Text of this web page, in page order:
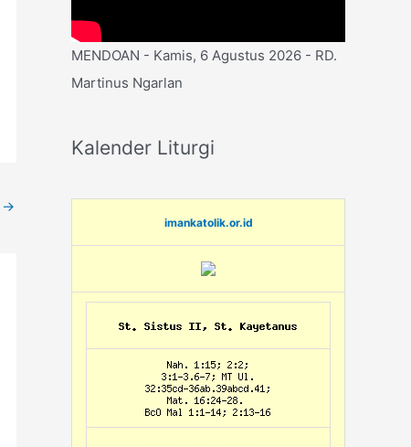
→
MENDOAN - Kamis, 6 Agustus 2026 - RD.
Martinus Ngarlan
Kalender Liturgi
imankatolik.or.id